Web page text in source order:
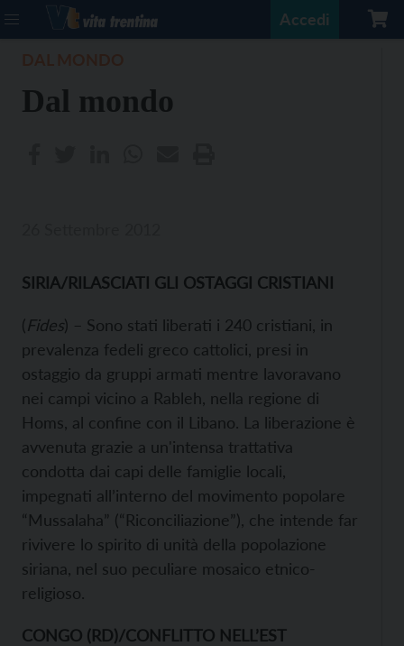
Accedi
Dal mondo
SIRIA/RILASCIATI GLI OSTAGGI CRISTIANI
(Fides) – Sono stati liberati i 240 cristiani, in
prevalenza fedeli greco cattolici, presi in
ostaggio da gruppi armati mentre lavoravano
nei campi vicino a Rableh, nella regione di
Homs, al confine con il Libano. La liberazione è
avvenuta grazie a un'intensa trattativa
condotta dai capi delle famiglie locali,
impegnati all’interno del movimento popolare
“Mussalaha” (“Riconciliazione”), che intende far
rivivere lo spirito di unità della popolazione
siriana, nel suo peculiare mosaico etnico-
religioso.
CONGO (RD)/CONFLITTO NELL’EST